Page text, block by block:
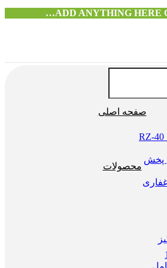
ADD ANYTHING HERE
پخش
صفحه اصلی
محصولات